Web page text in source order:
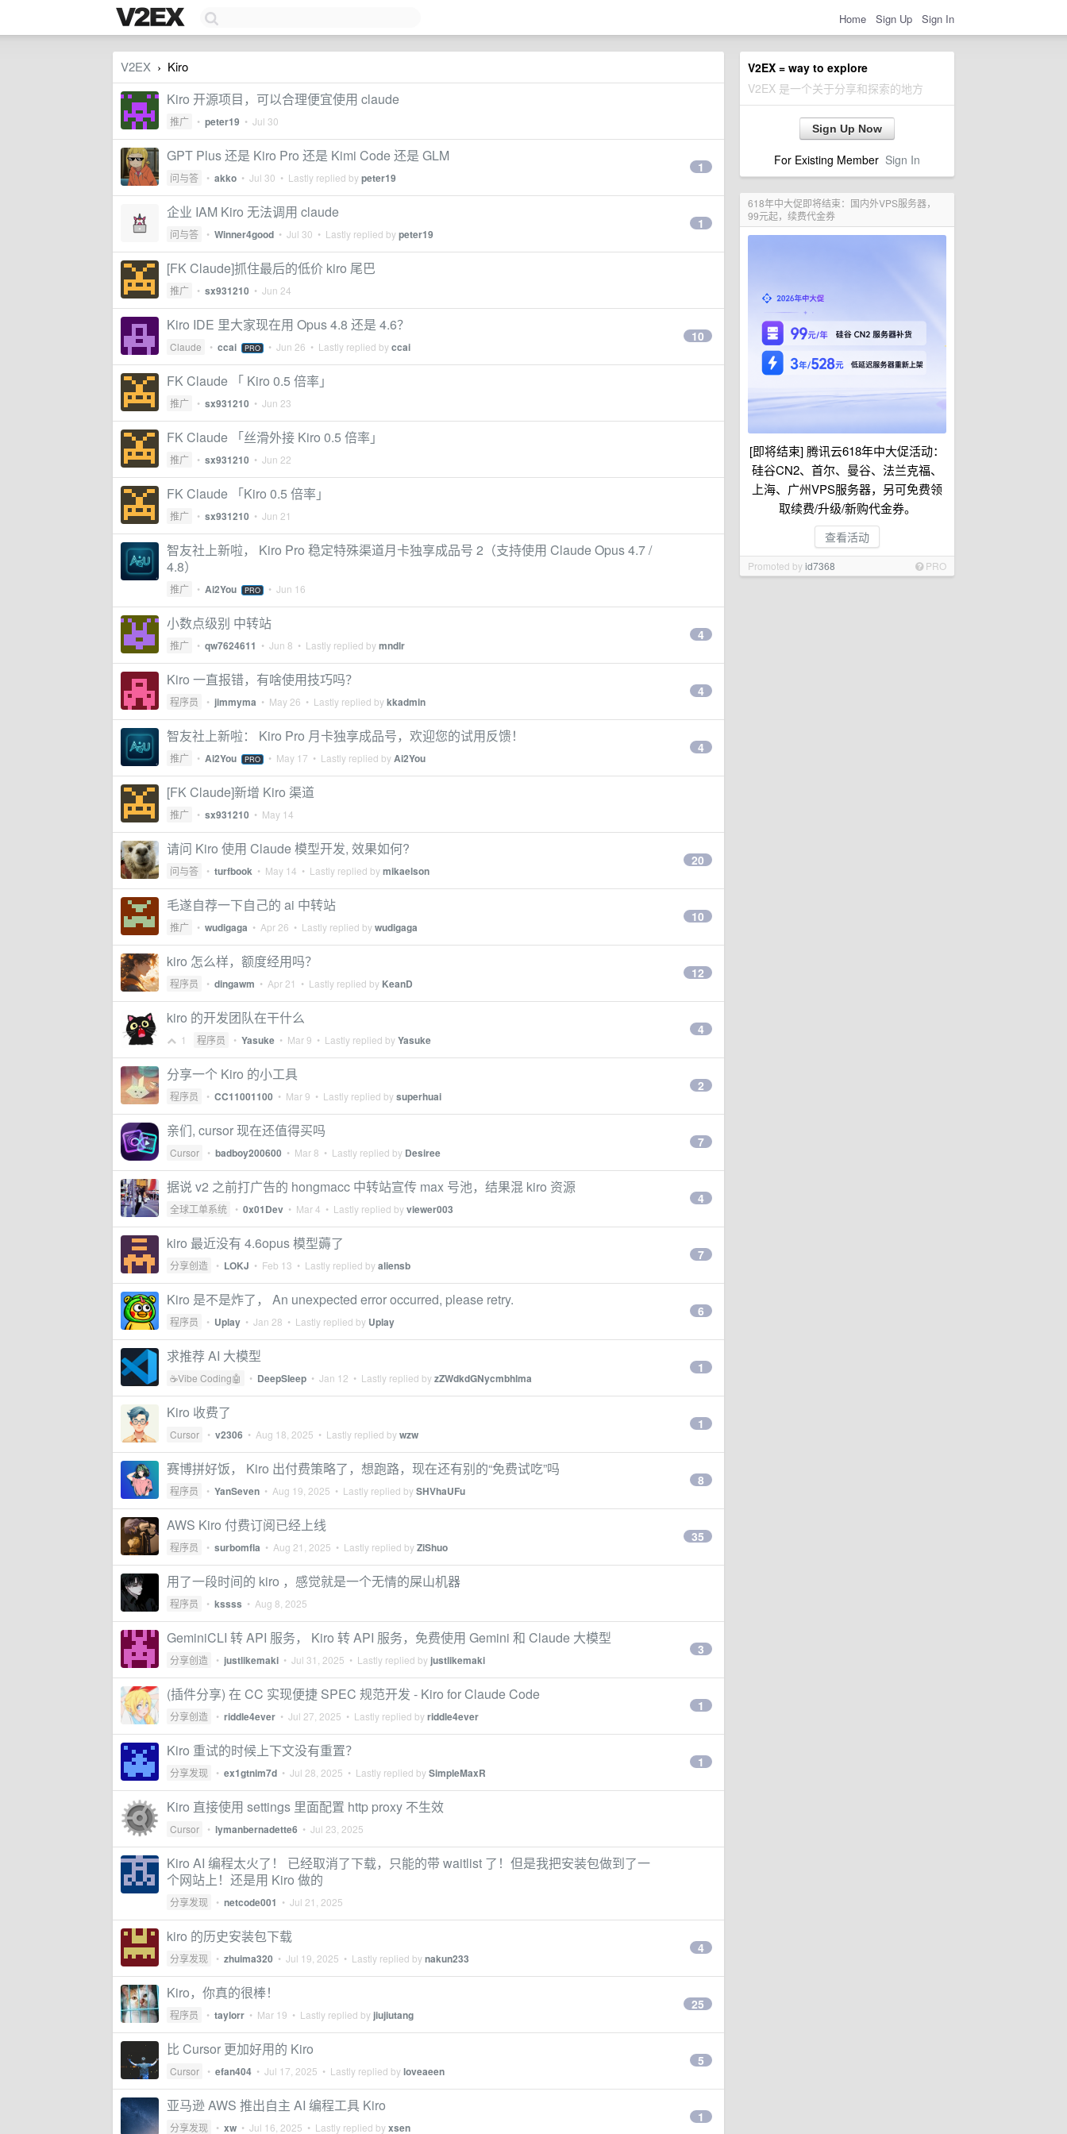
Home Sign Up Sign In
V2EX = way to explore
V2EX 是一个关于分享和探索的地方
Sign Up Now
For Existing Member Sign In
618年中大促即将结束：国内外VPS服务器，
99元起，续费代金券
[即将结束] 腾讯云618年中大促活动：
硅谷CN2、首尔、曼谷、法兰克福、
上海、广州VPS服务器，另可免费领
取续费/升级/新购代金券。
查看活动
Promoted byid7368 PRO
V2EX › Kiro
Kiro 开源项目，可以合理便宜使用 claude
推广 • peter19 • Jul 30
GPT Plus 还是 Kiro Pro 还是 Kimi Code 还是 GLM
问与答 • akko • Jul 30 • Lastly replied bypeter19
1
企业 IAM Kiro 无法调用 claude
问与答 • Winner4good • Jul 30 • Lastly replied bypeter19
1
[FK Claude]抓住最后的低价 kiro 尾巴
推广 • sx931210 • Jun 24
Kiro IDE 里大家现在用 Opus 4.8 还是 4.6？
Claude • ccai PRO • Jun 26 • Lastly replied byccai
10
FK Claude 「 Kiro 0.5 倍率」
推广 • sx931210 • Jun 23
FK Claude 「丝滑外接 Kiro 0.5 倍率」
推广 • sx931210 • Jun 22
FK Claude 「Kiro 0.5 倍率」
推广 • sx931210 • Jun 21
智友社上新啦， Kiro Pro 稳定特殊渠道月卡独享成品号 2（支持使用 Claude Opus 4.7 /
4.8）
推广 • Ai2You PRO • Jun 16
小数点级别 中转站
推广 • qw7624611 • Jun 8 • Lastly replied bymndlr
4
Kiro 一直报错，有啥使用技巧吗？
程序员 • jimmyma • May 26 • Lastly replied bykkadmin
4
智友社上新啦： Kiro Pro 月卡独享成品号，欢迎您的试用反馈！
推广 • Ai2You PRO • May 17 • Lastly replied byAi2You
4
[FK Claude]新增 Kiro 渠道
推广 • sx931210 • May 14
请问 Kiro 使用 Claude 模型开发, 效果如何?
问与答 • turfbook • May 14 • Lastly replied bymikaelson
20
毛遂自荐一下自己的 ai 中转站
推广 • wudigaga • Apr 26 • Lastly replied bywudigaga
10
kiro 怎么样，额度经用吗？
程序员 • dingawm • Apr 21 • Lastly replied by KeanD
12
kiro 的开发团队在干什么
1 程序员 • Yasuke • Mar 9 • Lastly replied byYasuke
4
分享一个 Kiro 的小工具
程序员 • CC11001100 • Mar 9 • Lastly replied bysuperhuai
2
亲们, cursor 现在还值得买吗
Cursor • badboy200600 • Mar 8 • Lastly replied by Desiree
7
据说 v2 之前打广告的 hongmacc 中转站宣传 max 号池，结果混 kiro 资源
全球工单系统 • 0x01Dev • Mar 4 • Lastly replied byviewer003
4
kiro 最近没有 4.6opus 模型薅了
分享创造 • LOKJ • Feb 13 • Lastly replied byaliensb
7
Kiro 是不是炸了， An unexpected error occurred, please retry.
程序员 • Uplay • Jan 28 • Lastly replied by Uplay
6
求推荐 AI 大模型
☕Vibe Coding🤖 • DeepSIeep • Jan 12 • Lastly replied byzZWdkdGNycmbhlma
1
Kiro 收费了
Cursor • v2306 • Aug 18, 2025 • Lastly replied bywzw
1
赛博拼好饭， Kiro 出付费策略了，想跑路，现在还有别的“免费试吃”吗
程序员 • YanSeven • Aug 19, 2025 • Lastly replied bySHVhaUFu
8
AWS Kiro 付费订阅已经上线
程序员 • surbomfla • Aug 21, 2025 • Lastly replied byZiShuo
35
用了一段时间的 kiro ，感觉就是一个无情的屎山机器
程序员 • kssss • Aug 8, 2025
GeminiCLI 转 API 服务， Kiro 转 API 服务，免费使用 Gemini 和 Claude 大模型
分享创造 • justlikemaki • Jul 31, 2025 • Lastly replied by justlikemaki
3
(插件分享) 在 CC 实现便捷 SPEC 规范开发 - Kiro for Claude Code
分享创造 • riddle4ever • Jul 27, 2025 • Lastly replied byriddle4ever
1
Kiro 重试的时候上下文没有重置？
分享发现 • ex1gtnim7d • Jul 28, 2025 • Lastly replied bySimpleMaxR
1
Kiro 直接使用 settings 里面配置 http proxy 不生效
Cursor • lymanbernadette6 • Jul 23, 2025
Kiro AI 编程太火了！ 已经取消了下载，只能的带 waitlist 了！但是我把安装包做到了一
个网站上！还是用 Kiro 做的
分享发现 • netcode001 • Jul 21, 2025
kiro 的历史安装包下载
分享发现 • zhuima320 • Jul 19, 2025 • Lastly replied bynakun233
4
Kiro，你真的很棒！
程序员 • taylorr • Mar 19 • Lastly replied by jiujiutang
25
比 Cursor 更加好用的 Kiro
Cursor • efan404 • Jul 17, 2025 • Lastly replied byloveaeen
5
亚马逊 AWS 推出自主 AI 编程工具 Kiro
分享发现 • xw • Jul 16, 2025 • Lastly replied byxsen
1